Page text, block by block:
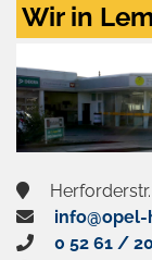
Wir in
0 52 61 /